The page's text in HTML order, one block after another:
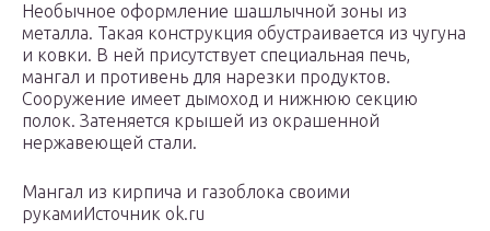
Необычное оформление шашлычной зоны из
металла. Такая конструкция обустраивается из чугуна
и ковки. В ней присутствует специальная печь,
мангал и противень для нарезки продуктов.
Сооружение имеет дымоход и нижнюю секцию
полок. Затеняется крышей из окрашенной
нержавеющей стали.
Мангал из кирпича и газоблока своими
рукамиИсточник ok.ru